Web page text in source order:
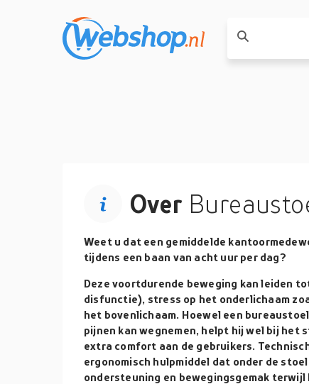
Over
Weet u dat een gemiddelde
tijdens een baan van acht uur per dag?
Deze voortdurende beweging kan leiden
disfunctie), stress op het onderlichaam
het bovenlichaam. Hoewel een
pijnen kan wegnemen, helpt hij wel bij het
extra comfort aan de gebruikers.
ergonomisch hulpmiddel dat onder de
ondersteuning en bewegingsgemak